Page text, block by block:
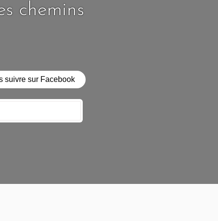
chemins
suivre sur Facebook